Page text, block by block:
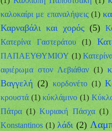
καλοκαίρι με επαναλήψεις (1)
Καρναβάλι και χορός (5)
Κατερίνα Γαστεράτου
(1)
ΠΑΠΑΕΥΘΥΜΙΟΥ (1)
αφιέρωμα στον Λεβιάθαν (1)
Βαγγελή (2) κορδονέτο (1)
κρουστά (1) κύκλάμινο (1)
Πάτρα (1) Κυριακή Πάσχα (1)
Κonstantinos (1) λάδι (2)